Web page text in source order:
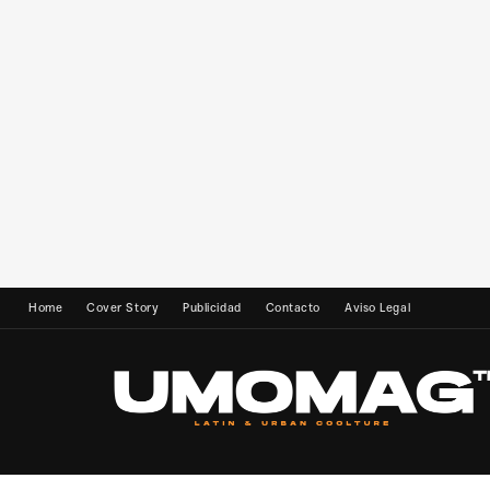
Home Cover Story Publicidad Contacto Aviso Legal